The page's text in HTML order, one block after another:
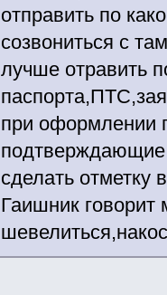
отправить по
созвониться с
лучше отравить
при оформлении
подтверждающие
сделать
Гаишник говорит